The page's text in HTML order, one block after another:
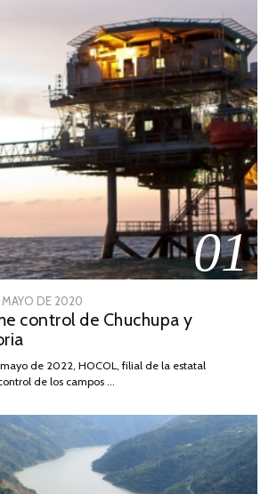
01
MAYO DE 2020
DE
2026
control de Chuchupa y
de 2022, HOCOL, filial de la estatal
de los campos …